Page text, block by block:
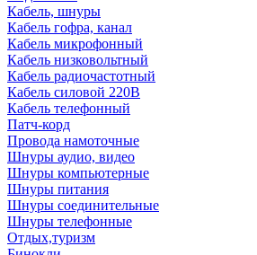
Кабель, шнуры
Кабель гофра, канал
Кабель микрофонный
Кабель низковольтный
Кабель радиочастотный
Кабель силовой 220В
Кабель телефонный
Патч-корд
Провода намоточные
Шнуры аудио, видео
Шнуры компьютерные
Шнуры питания
Шнуры соединительные
Шнуры телефонные
Отдых,туризм